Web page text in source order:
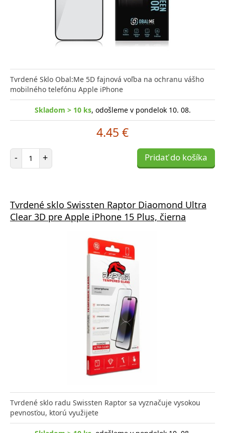
Tvrdené Sklo Obal:Me 5D fajnová voľba na ochranu vášho
mobilného telefónu Apple iPhone
Skladom > 10 ks, odošleme v pondelok 10. 08.
4.45 €
- Počet položiek
+ Pridať do košíka
Tvrdené sklo Swissten Raptor Diaomond Ultra
Clear 3D pre Apple iPhone 15 Plus, čierna
Tvrdené sklo radu Swissten Raptor sa vyznačuje vysokou
pevnosťou, ktorú využijete